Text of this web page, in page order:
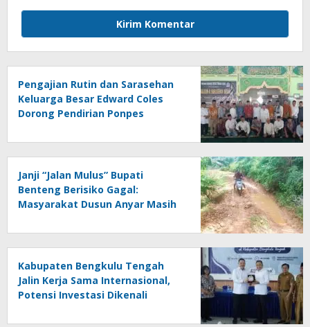
Pengajian Rutin dan Sarasehan
Keluarga Besar Edward Coles
Dorong Pendirian Ponpes
Janji “Jalan Mulus” Bupati
Benteng Berisiko Gagal:
Masyarakat Dusun Anyar Masih
Genangan
Kabupaten Bengkulu Tengah
Jalin Kerja Sama Internasional,
Potensi Investasi Dikenali